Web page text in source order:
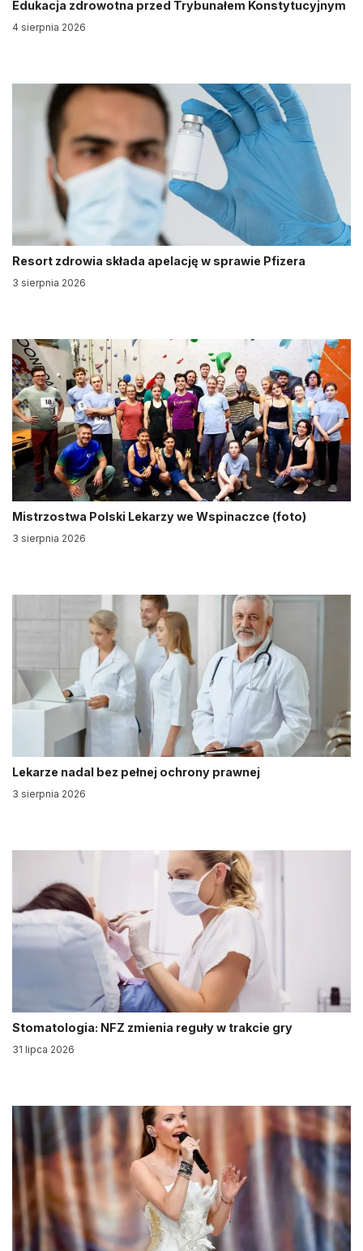
Edukacja zdrowotna przed Trybunałem Konstytucyjnym
4 sierpnia 2026
Resort zdrowia składa apelację w sprawie Pfizera
3 sierpnia 2026
Mistrzostwa Polski Lekarzy we Wspinaczce (foto)
3 sierpnia 2026
Lekarze nadal bez pełnej ochrony prawnej
3 sierpnia 2026
Stomatologia: NFZ zmienia reguły w trakcie gry
31 lipca 2026